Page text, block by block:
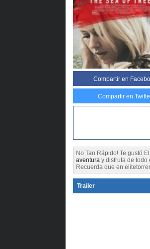
Compartir en
Compartir en
No Tan Rápido! Te gustó
aventura y disfruta de todo
Recuerda que en
Trailer